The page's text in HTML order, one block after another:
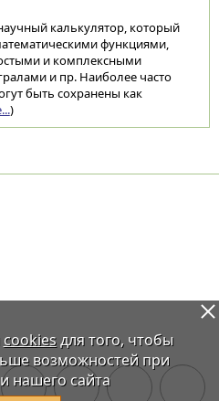
калькулятор, который
функциями,
и комплексными
и пр. Наиболее часто
быть сохранены как
)
cookiesдля того, чтобы
возможностей при
нашего сайта